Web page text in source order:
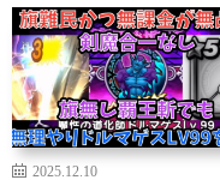
2025.12.10